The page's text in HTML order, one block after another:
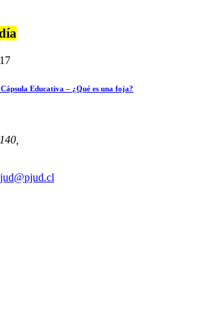
Educativa – ¿Qué es una foja?